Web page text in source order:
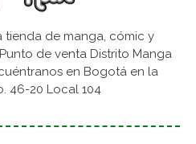
tienda de manga, cómic y
de venta Distrito Manga
en Bogotá en la
46-20 Local 104